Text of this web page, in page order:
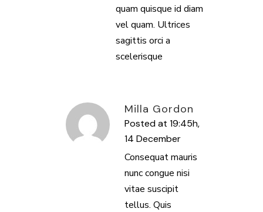
quam quisque id diam
vel quam. Ultrices
sagittis orci a
scelerisque
Milla Gordon
Posted at 19:45h,
14 December
Consequat mauris
nunc congue nisi
vitae suscipit
tellus. Quis